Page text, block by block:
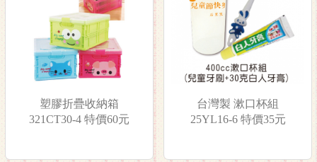
塑膠折疊收納箱
321CT30-4 特價60元
台灣製 漱口杯組
25YL16-6 特價35元